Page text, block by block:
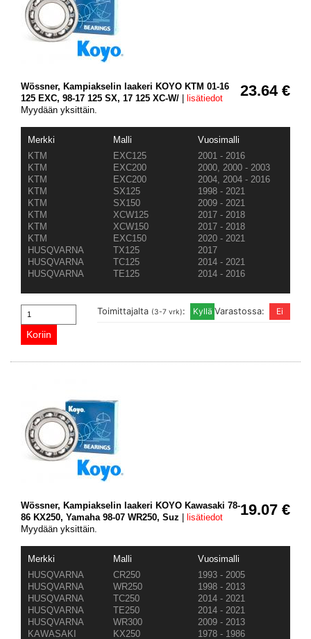
23.64 €
Wössner, Kampiakselin laakeri KOYO KTM 01-16
125 EXC, 98-17 125 SX, 17 125 XC-W/
lisätiedot
Myydään yksittäin.
Merkki Malli
Vuosimalli
KTM
EXC125
2001 - 2016
KTM
EXC200
2000, 2000 - 2003
KTM
EXC200
2004, 2004 - 2016
KTM
SX125
1998 - 2021
KTM
SX150
2009 - 2021
KTM
XCW125
2017 - 2018
KTM
XCW150
2017 - 2018
KTM
EXC150
2020 - 2021
HUSQVARNA
TX125
2017
HUSQVARNA
TC125
2014 - 2021
HUSQVARNA
TE125 2014 - 2016
Varastossa:
Toimittajalta (3-7 vrk):
19.07 €
Wössner, Kampiakselin laakeri KOYO Kawasaki 78-
86 KX250, Yamaha 98-07 WR250, Suz
lisätiedot
Myydään yksittäin.
Merkki Malli
Vuosimalli
HUSQVARNA
CR250
1993 - 2005
HUSQVARNA
WR250
1998 - 2013
HUSQVARNA
TC250
2014 - 2021
HUSQVARNA
TE250
2014 - 2021
HUSQVARNA
WR300
2009 - 2013
KAWASAKI
KX250 1978 - 1986